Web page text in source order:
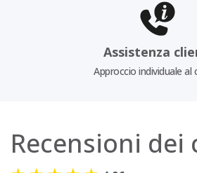
Assistenza
Approccio individuale al
Recensioni dei